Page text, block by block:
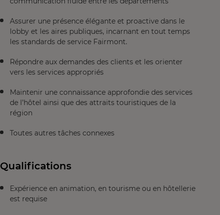
Assurer une présence élégante et proactive dans le
lobby et les aires publiques, incarnant en tout temps
les standards de service Fairmont.
Répondre aux demandes des clients et les orienter
vers les services appropriés
Maintenir une connaissance approfondie des services
de l’hôtel ainsi que des attraits touristiques de la
région
Toutes autres tâches connexes
Qualifications
Expérience en animation, en tourisme ou en hôtellerie
est requise